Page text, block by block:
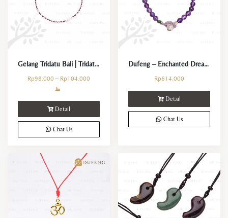
Gelang Tridatu Bali | Tridatu String
Rp98.000 – Rp104.000
Detail
Chat Us
Dufeng – Enchanted Dream Amethyst Bracelet
Rp614.000
Detail
Chat Us